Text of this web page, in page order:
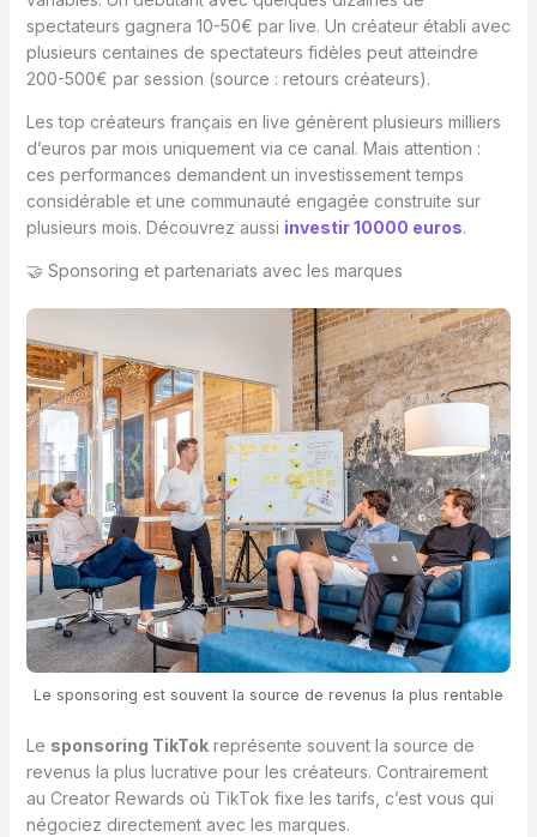
spectateurs gagnera 10-50€ par live. Un créateur établi avec
plusieurs centaines de spectateurs fidèles peut atteindre
200-500€ par session (source : retours créateurs).
Les top créateurs français en live génèrent plusieurs milliers
d’euros par mois uniquement via ce canal. Mais attention :
ces performances demandent un investissement temps
considérable et une communauté engagée construite sur
plusieurs mois. Découvrez aussi investir 10000 euros.
🤝 Sponsoring et partenariats avec les marques
Le sponsoring est souvent la source de revenus la plus rentable
Le sponsoring TikTokreprésente souvent la source de
revenus la plus lucrative pour les créateurs. Contrairement
au Creator Rewards où TikTok fixe les tarifs, c’est vous qui
négociez directement avec les marques.